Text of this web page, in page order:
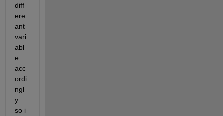
diff
ere
ant
vari
abl
e
acc
ordi
ngl
y
so i